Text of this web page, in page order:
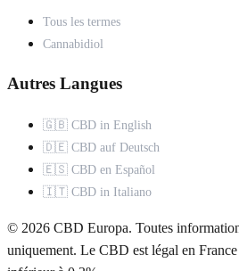
Tous les termes
Cannabidiol
Autres Langues
🇬🇧 CBD in English
🇩🇪 CBD auf Deutsch
🇪🇸 CBD en Español
🇮🇹 CBD in Italiano
© 2026 CBD Europa. Toutes
uniquement. Le CBD est légal en